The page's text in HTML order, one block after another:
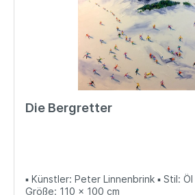
Die Bergretter
▪ Künstler: Peter Linnenbrink ▪ Stil:
Größe: 110 x 100 cm